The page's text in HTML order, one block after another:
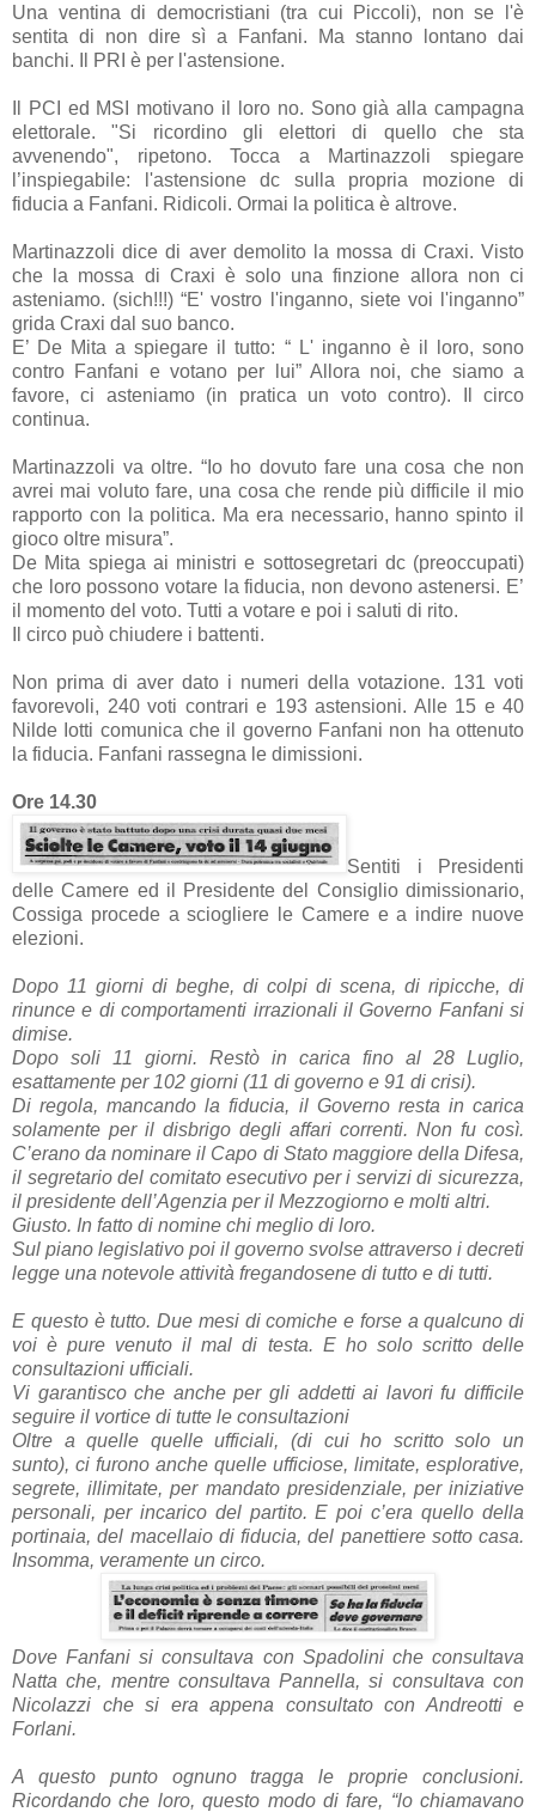
Una ventina di democristiani (tra cui Piccoli), non se l'è
sentita di non dire sì a Fanfani. Ma stanno lontano dai
banchi. Il PRI è per l'astensione.
Il PCI ed MSI motivano il loro no. Sono già alla campagna
elettorale. "Si ricordino gli elettori di quello che sta
avvenendo", ripetono. Tocca a Martinazzoli spiegare
l’inspiegabile: l'astensione dc sulla propria mozione di
fiducia a Fanfani. Ridicoli. Ormai la politica è altrove.
Martinazzoli dice di aver demolito la mossa di Craxi. Visto
che la mossa di Craxi è solo una finzione allora non ci
asteniamo. (sich!!!) “E' vostro l'inganno, siete voi l'inganno”
grida Craxi dal suo banco.
E’ De Mita a spiegare il tutto: “ L' inganno è il loro, sono
contro Fanfani e votano per lui” Allora noi, che siamo a
favore, ci asteniamo (in pratica un voto contro). Il circo
continua.
Martinazzoli va oltre. “Io ho dovuto fare una cosa che non
avrei mai voluto fare, una cosa che rende più difficile il mio
rapporto con la politica. Ma era necessario, hanno spinto il
gioco oltre misura”.
De Mita spiega ai ministri e sottosegretari dc (preoccupati)
che loro possono votare la fiducia, non devono astenersi. E’
il momento del voto. Tutti a votare e poi i saluti di rito.
Il circo può chiudere i battenti.
Non prima di aver dato i numeri della votazione. 131 voti
favorevoli, 240 voti contrari e 193 astensioni. Alle 15 e 40
Nilde Iotti comunica che il governo Fanfani non ha ottenuto
la fiducia. Fanfani rassegna le dimissioni.
Ore 14.30
Sentiti i Presidenti
delle Camere ed il Presidente del Consiglio dimissionario,
Cossiga procede a sciogliere le Camere e a indire nuove
elezioni.
Dopo 11 giorni di beghe, di colpi di scena, di ripicche, di
rinunce e di comportamenti irrazionali il Governo Fanfani si
dimise.
Dopo soli 11 giorni. Restò in carica fino al 28 Luglio,
esattamente per 102 giorni (11 di governo e 91 di crisi).
Di regola, mancando la fiducia, il Governo resta in carica
solamente per il disbrigo degli affari correnti. Non fu così.
C’erano da nominare il Capo di Stato maggiore della Difesa,
il segretario del comitato esecutivo per i servizi di sicurezza,
il presidente dell’Agenzia per il Mezzogiorno e molti altri.
Giusto. In fatto di nomine chi meglio di loro.
Sul piano legislativo poi il governo svolse attraverso i decreti
legge una notevole attività fregandosene di tutto e di tutti.
E questo è tutto. Due mesi di comiche e forse a qualcuno di
voi è pure venuto il mal di testa. E ho solo scritto delle
consultazioni ufficiali.
Vi garantisco che anche per gli addetti ai lavori fu difficile
seguire il vortice di tutte le consultazioni
Oltre a quelle quelle ufficiali, (di cui ho scritto solo un
sunto), ci furono anche quelle ufficiose, limitate, esplorative,
segrete, illimitate, per mandato presidenziale, per iniziative
personali, per incarico del partito. E poi c’era quello della
portinaia, del macellaio di fiducia, del panettiere sotto casa.
Insomma, veramente un circo.
Dove Fanfani si consultava con Spadolini che consultava
Natta che, mentre consultava Pannella, si consultava con
Nicolazzi che si era appena consultato con Andreotti e
Forlani.
A questo punto ognuno tragga le proprie conclusioni.
Ricordando che loro, questo modo di fare, “lo chiamavano